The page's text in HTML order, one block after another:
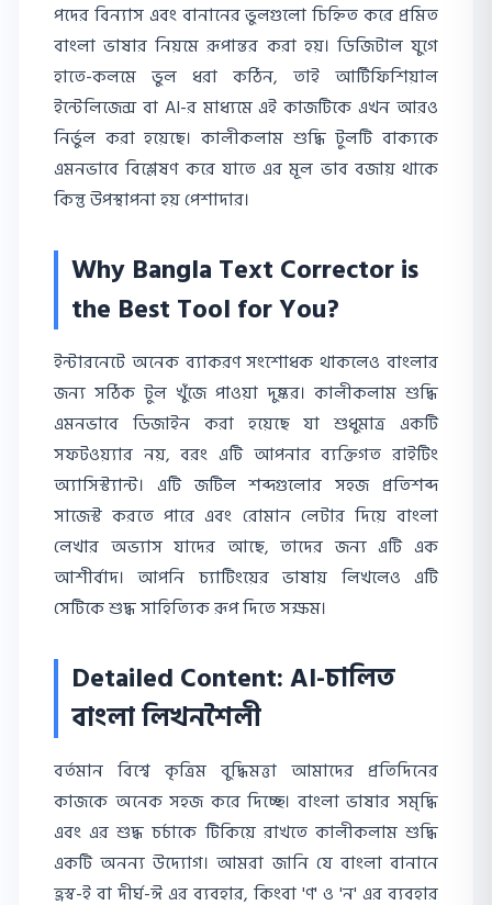
পদের বিন্যাস এবং বানানের ভুলগুলো চিহ্নিত করে প্রমিত
বাংলা ভাষার নিয়মে রূপান্তর করা হয়। ডিজিটাল যুগে
হাতে-কলমে ভুল ধরা কঠিন, তাই আর্টিফিশিয়াল
ইন্টেলিজেন্স বা AI-র মাধ্যমে এই কাজটিকে এখন আরও
নির্ভুল করা হয়েছে। কালীকলাম শুদ্ধি টুলটি বাক্যকে
এমনভাবে বিশ্লেষণ করে যাতে এর মূল ভাব বজায় থাকে
কিন্তু উপস্থাপনা হয় পেশাদার।
Why Bangla Text Corrector is
the Best Tool for You?
ইন্টারনেটে অনেক ব্যাকরণ সংশোধক থাকলেও বাংলার
জন্য সঠিক টুল খুঁজে পাওয়া দুষ্কর। কালীকলাম শুদ্ধি
এমনভাবে ডিজাইন করা হয়েছে যা শুধুমাত্র একটি
সফটওয়্যার নয়, বরং এটি আপনার ব্যক্তিগত রাইটিং
অ্যাসিস্ট্যান্ট। এটি জটিল শব্দগুলোর সহজ প্রতিশব্দ
সাজেস্ট করতে পারে এবং রোমান লেটার দিয়ে বাংলা
লেখার অভ্যাস যাদের আছে, তাদের জন্য এটি এক
আশীর্বাদ। আপনি চ্যাটিংয়ের ভাষায় লিখলেও এটি
সেটিকে শুদ্ধ সাহিত্যিক রূপ দিতে সক্ষম।
Detailed Content: AI-চালিত
বাংলা লিখনশৈলী
বর্তমান বিশ্বে কৃত্রিম বুদ্ধিমত্তা আমাদের প্রতিদিনের
কাজকে অনেক সহজ করে দিচ্ছে। বাংলা ভাষার সমৃদ্ধি
এবং এর শুদ্ধ চর্চাকে টিকিয়ে রাখতে কালীকলাম শুদ্ধি
একটি অনন্য উদ্যোগ। আমরা জানি যে বাংলা বানানে
হ্রস্ব-ই বা দীর্ঘ-ঈ এর ব্যবহার, কিংবা 'ণ' ও 'ন' এর ব্যবহার